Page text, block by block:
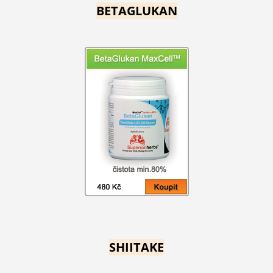
BETAGLUKAN
SHIITAKE